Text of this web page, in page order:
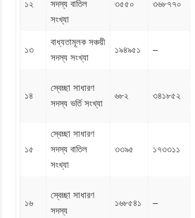
১২
সদস্য বাতিল
সংখ্যা
৩৫৫০ ৩৬৮৭৭০
১৩
বাধ্যতামূলক সঞ্চয়ী
সদস্য সংখ্যা
১৯৪৯৫১ –
১৪
স্বেচ্ছা সাধারণ
সদস্য ভর্তি সংখ্যা
৬৮২ ৩৪১৮৫২
১৫
স্বেচ্ছা সাধারণ
সদস্য বাতিল
সংখ্যা
৩৩৯৫ ১৭৩৩১১
১৬
স্বেচ্ছা সাধারণ
সদস্য
১৬৮৫৪১ –